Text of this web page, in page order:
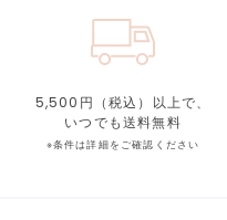
5,500円（税込）以上で、
いつでも送料無料
※条件は詳細をご確認ください